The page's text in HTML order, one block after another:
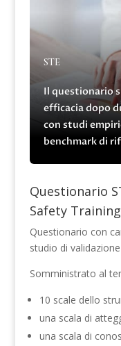
STE
Il questionario
efficacia dopo
con studi
benchmark di
Questionario
Safety
Questionario con
studio di
Somministrato al
10 scale dello
una scala di
una scala di